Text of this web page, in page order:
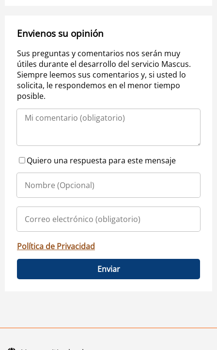
Envienos su opinión
Sus preguntas y comentarios nos serán muy
útiles durante el desarrollo del servicio Mascus.
Siempre leemos sus comentarios y, si usted lo
solicita, le respondemos en el menor tiempo
posible.
Quiero una respuesta para este mensaje
Política de Privacidad
Enviar